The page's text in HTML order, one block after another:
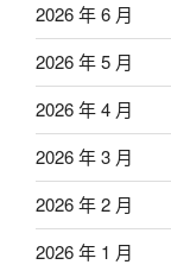
2026 年 6 月
2026 年 5 月
2026 年 4 月
2026 年 3 月
2026 年 2 月
2026 年 1 月